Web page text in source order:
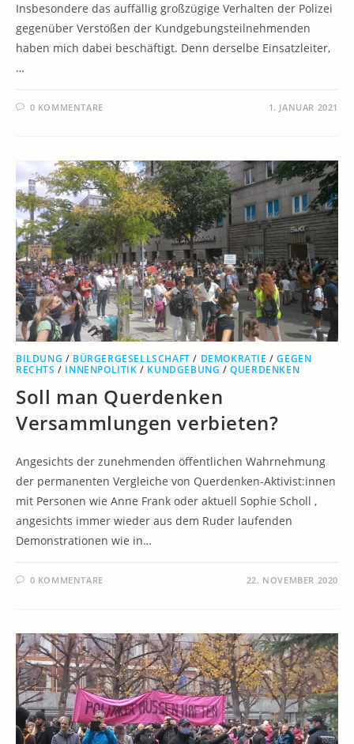
Insbesondere das auffällig großzügige Verhalten der Polizei
gegenüber Verstößen der Kundgebungsteilnehmenden
haben mich dabei beschäftigt. Denn derselbe Einsatzleiter,
…
0 KOMMENTARE 1. JANUAR 2021
BILDUNG / BÜRGERGESELLSCHAFT / DEMOKRATIE /GEGEN
RECHTS / INNENPOLITIK / KUNDGEBUNG /QUERDENKEN
Soll man Querdenken
Versammlungen verbieten?
Angesichts der zunehmenden öffentlichen Wahrnehmung
der permanenten Vergleiche von Querdenken-Aktivist:innen
mit Personen wie Anne Frank oder aktuell Sophie Scholl ,
angesichts immer wieder aus dem Ruder laufenden
Demonstrationen wie in…
0 KOMMENTARE 22. NOVEMBER 2020